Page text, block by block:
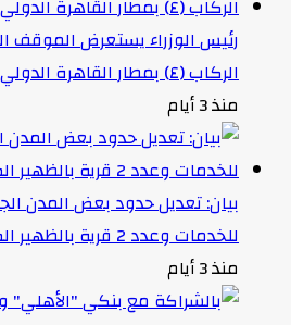
رئيس الوزراء يستعرض الموقف
الركاب (٤) بمطار القاهرة الدولي
منذ 3 أيام
بيان: تعديل حدود بعض المدن
للخدمات وعدد 2 قرية بالظهير الصحراوي
منذ 3 أيام